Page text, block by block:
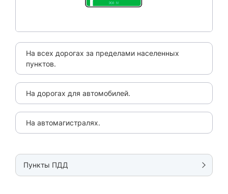
На всех дорогах за пределами населенных
пунктов.
На дорогах для автомобилей.
На автомагистралях.
Пункты ПДД